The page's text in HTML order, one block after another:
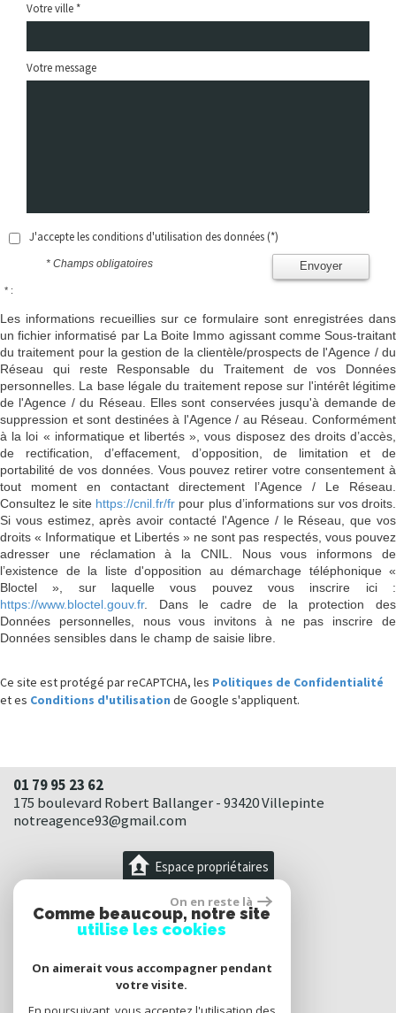
Votre ville *
Votre message
J'accepte les conditions d'utilisation des données (*)
Envoyer
* Champs obligatoires
* :
Les informations recueillies sur ce formulaire sont enregistrées dans
un fichier informatisé par La Boite Immo agissant comme Sous-traitant
du traitement pour la gestion de la clientèle/prospects de l'Agence / du
Réseau qui reste Responsable du Traitement de vos Données
personnelles. La base légale du traitement repose sur l'intérêt légitime
de l'Agence / du Réseau. Elles sont conservées jusqu'à demande de
suppression et sont destinées à l'Agence / au Réseau. Conformément
à la loi « informatique et libertés », vous disposez des droits d’accès,
de rectification, d’effacement, d’opposition, de limitation et de
portabilité de vos données. Vous pouvez retirer votre consentement à
tout moment en contactant directement l’Agence / Le Réseau.
Consultez le site https://cnil.fr/fr pour plus d’informations sur vos droits.
Si vous estimez, après avoir contacté l'Agence / le Réseau, que vos
droits « Informatique et Libertés » ne sont pas respectés, vous pouvez
adresser une réclamation à la CNIL. Nous vous informons de
l’existence de la liste d'opposition au démarchage téléphonique «
Bloctel », sur laquelle vous pouvez vous inscrire ici :
https://www.bloctel.gouv.fr. Dans le cadre de la protection des
Données personnelles, nous vous invitons à ne pas inscrire de
Données sensibles dans le champ de saisie libre.
Ce site est protégé par reCAPTCHA, les Politiques de Confidentialité
et es Conditions d'utilisation de Google s'appliquent.
01 79 95 23 62
175 boulevard Robert Ballanger - 93420 Villepinte
notreagence93@gmail.com
Espace propriétaires
On en reste là
Comme beaucoup, notre site
utilise les cookies
On aimerait vous accompagner pendant
votre visite.